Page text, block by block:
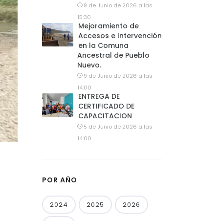
9 de Junio de 2026 a las
15:30
Mejoramiento de
Accesos e Intervención
en la Comuna
Ancestral de Pueblo
Nuevo.
9 de Junio de 2026 a las
14:00
ENTREGA DE
CERTIFICADO DE
CAPACITACION
5 de Junio de 2026 a las
14:00
POR AÑO
2024 2025 2026